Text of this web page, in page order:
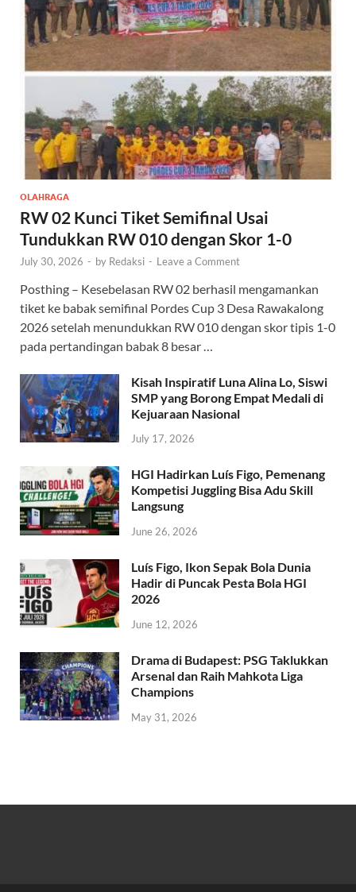
OLAHRAGA
RW 02 Kunci Tiket Semifinal Usai
Tundukkan RW 010 dengan Skor 1-0
July 30, 2026 - by Redaksi - Leave a Comment
Posthing – Kesebelasan RW 02 berhasil mengamankan
tiket ke babak semifinal Pordes Cup 3 Desa Rawakalong
2026 setelah menundukkan RW 010 dengan skor tipis 1-0
pada pertandingan babak 8 besar …
Kisah Inspiratif Luna Alina Lo, Siswi
SMP yang Borong Empat Medali di
Kejuaraan Nasional
July 17, 2026
HGI Hadirkan Luís Figo, Pemenang
Kompetisi Juggling Bisa Adu Skill
Langsung
June 26, 2026
Luís Figo, Ikon Sepak Bola Dunia
Hadir di Puncak Pesta Bola HGI
2026
June 12, 2026
Drama di Budapest: PSG Taklukkan
Arsenal dan Raih Mahkota Liga
Champions
May 31, 2026